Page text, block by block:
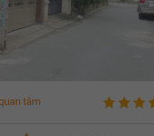
tâm